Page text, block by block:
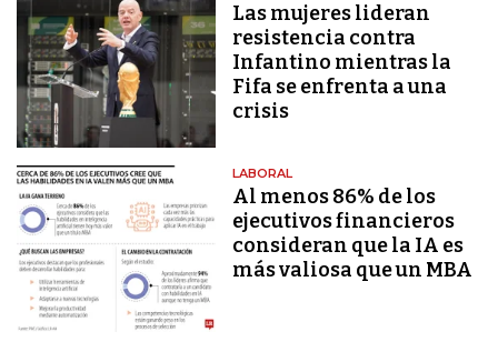
Las mujeres lideran
resistencia contra
Infantino mientras la
Fifa se enfrenta a una
crisis
LABORAL
Al menos 86% de los
ejecutivos financieros
consideran que la IA es
más valiosa que un MBA